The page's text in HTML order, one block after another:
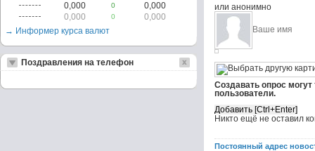
или анонимно
Создавать опрос
пользователи.
Никто ещё не оставил
Постоянный адрес
0,000
0
0,000
0,000
0
0,000
→ Информер курса валют
Поздравления на телефон